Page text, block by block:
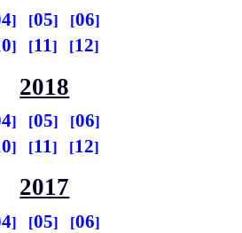
05
06
11 12
2018
05
06
11 12
2017
05
06